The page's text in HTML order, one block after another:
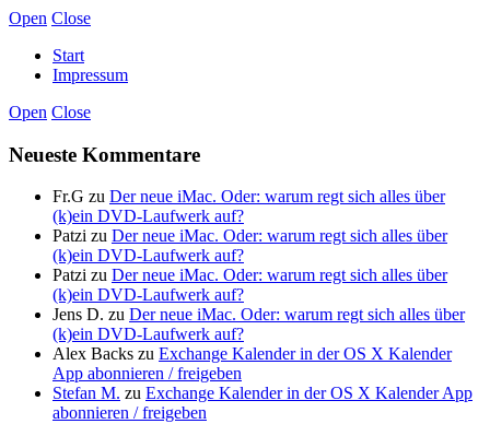
Open Close
Start
Impressum
Open Close
Neueste Kommentare
Fr.G zu Der neue iMac. Oder: warum regt sich alles über
(k)ein DVD-Laufwerk auf?
Patzi zu Der neue iMac. Oder: warum regt sich alles über
(k)ein DVD-Laufwerk auf?
Patzi zu Der neue iMac. Oder: warum regt sich alles über
(k)ein DVD-Laufwerk auf?
Jens D. zu Der neue iMac. Oder: warum regt sich alles über
(k)ein DVD-Laufwerk auf?
Alex Backs zu Exchange Kalender in der OS X Kalender
App abonnieren / freigeben
Stefan M. zu Exchange Kalender in der OS X Kalender App
abonnieren / freigeben